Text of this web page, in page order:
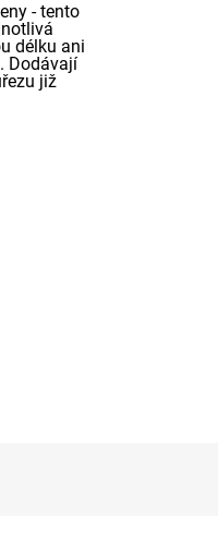
- tento
délku ani
Dodávají
již